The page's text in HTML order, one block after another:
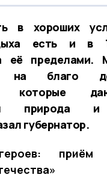
в хороших
есть и в
её пределами.
на благо
которые
природа
губернатор.